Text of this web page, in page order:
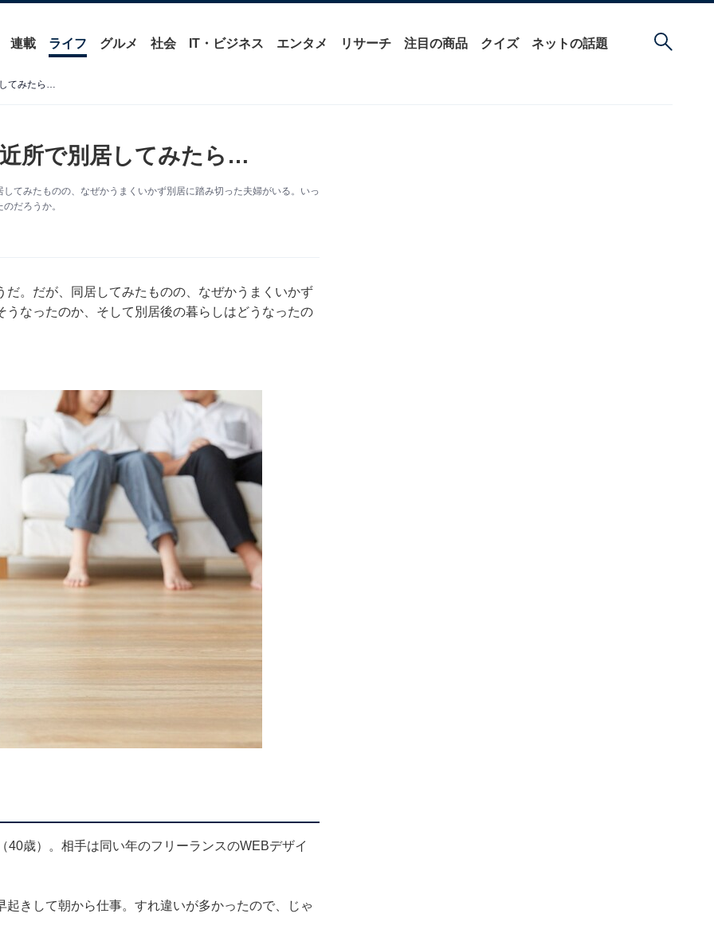
連載 ライフ グルメ 社会 IT・ビジネス エンタメ リサーチ 注目の商品 クイズ ネットの話題
てみたら…
所で別居してみたら…
てみたものの、なぜかうまくいかず別居に踏み切った夫婦がいる。いっ
だろうか。
。だが、同居してみたものの、なぜかうまくいかず
なったのか、そして別居後の暮らしはどうなったの
歳）。相手は同い年のフリーランスのWEBデザイ
起きして朝から仕事。すれ違いが多かったので、じゃ